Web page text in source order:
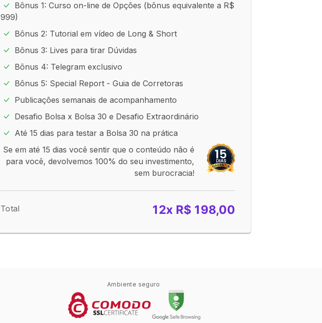
Bônus 1: Curso on-line de Opções (bônus equivalente a R$
999)
Bônus 2: Tutorial em vídeo de Long & Short
Bônus 3: Lives para tirar Dúvidas
Bônus 4: Telegram exclusivo
Bônus 5: Special Report - Guia de Corretoras
Publicações semanais de acompanhamento
Desafio Bolsa x Bolsa 30 e Desafio Extraordinário
Até 15 dias para testar a Bolsa 30 na prática
Se em até 15 dias você sentir que o conteúdo não é
para você, devolvemos 100% do seu investimento,
sem burocracia!
Total 12x R$ 198,00
Ambiente seguro